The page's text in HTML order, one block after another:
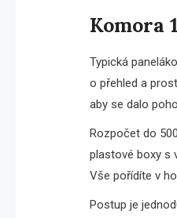
Komora
Typická
o přehled a
aby se dalo
Rozpočet do
plastové boxy s
Vše pořídíte v
Postup je